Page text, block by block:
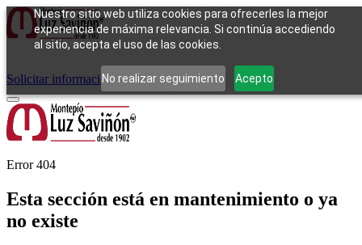
Nuestro sitio web utiliza cookies para ofrecerles la mejor
experiencia de máxima relevancia. Si continúa accediendo
al sitio, acepta el uso de las cookies.
No realizar seguimiento Acepto
Cómo funcionaTipos de empeñoCompraContacto
Solicitar información Iniciar sesión
Error 404
Esta sección está en mantenimiento o ya
no existe